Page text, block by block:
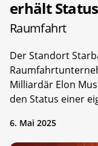
erhält
Raumfahrt
Der Standort
Milliardär Elon
den Status einer
6. Mai 2025